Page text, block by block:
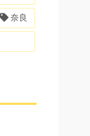
奈良